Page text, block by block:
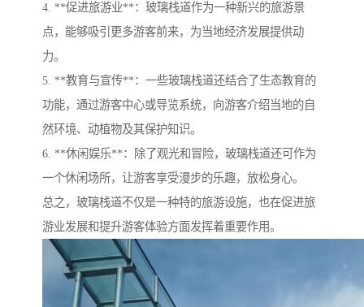
4. **促进旅游业**：玻璃栈道作为一种新兴的旅游景
点，能够吸引更多游客前来，为当地经济发展提供动
力。
5. **教育与宣传**：一些玻璃栈道还结合了生态教育的
功能，通过游客中心或导览系统，向游客介绍当地的自
然环境、动植物及其保护知识。
6. **休闲娱乐**：除了观光和冒险，玻璃栈道还可作为
一个休闲场所，让游客享受漫步的乐趣，放松身心。
总之，玻璃栈道不仅是一种特的旅游设施，也在促进旅
游业发展和提升游客体验方面发挥着重要作用。